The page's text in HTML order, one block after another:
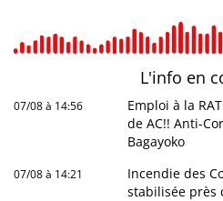
L'info en
07/08 à 14:56
Emploi à la
de AC!! Anti-
Bagayoko
07/08 à 14:21
Incendie des
stabilisée près